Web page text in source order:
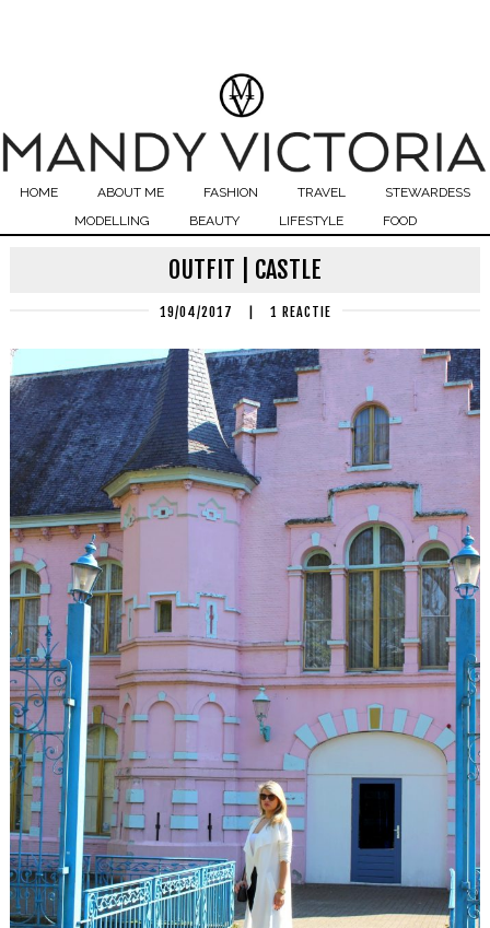
HOME ABOUT ME FASHION TRAVEL
STEWARDESS
MODELLING
BEAUTY LIFESTYLE FOOD
OUTFIT | CASTLE
19/04/2017 1 REACTIE